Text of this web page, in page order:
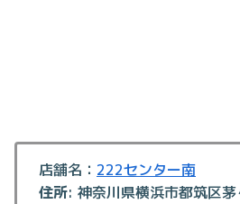
店舗名： 222センター南
住所: 神奈川県横浜市都筑区